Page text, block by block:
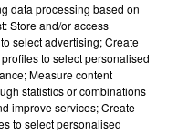
a recensé 2 692 cas
le 15 juillet, et
data processing based on
Store and/or access
select advertising; Create
to select personalised
Measure content
statistics or combinations
improve services; Create
to select personalised